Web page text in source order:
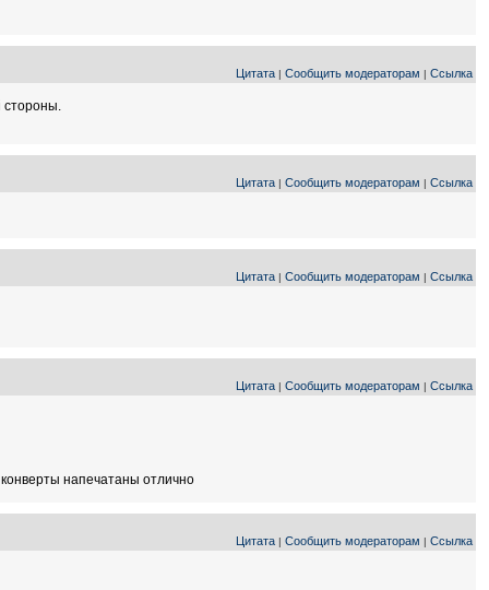
Цитата | Сообщить модераторам | Ссылка
стороны.
Цитата | Сообщить модераторам | Ссылка
Цитата | Сообщить модераторам | Ссылка
Цитата | Сообщить модераторам | Ссылка
напечатаны отлично
Цитата | Сообщить модераторам | Ссылка